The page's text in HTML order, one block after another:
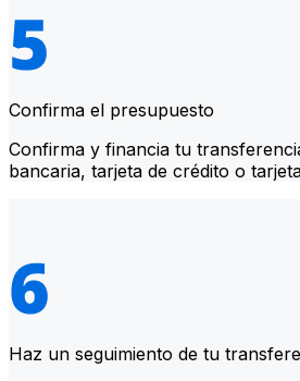
Confirma el presupuesto
Confirma y financia tu
bancaria, tarjeta de crédito o
Haz un seguimiento de tu